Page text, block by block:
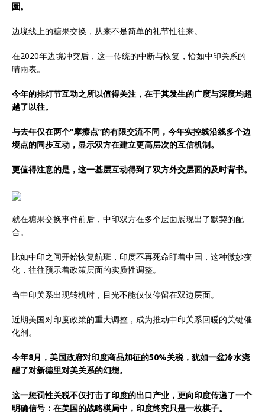
圜。
边境线上的糖果交换，从来不是简单的礼节性往来。
在2020年边境冲突后，这一传统的中断与恢复，恰如中印关系的
晴雨表。
今年的排灯节互动之所以值得关注，在于其发生的广度与深度均超
越了以往。
与去年仅在两个“摩擦点”的有限交流不同，今年实控线沿线多个边
境点的同步互动，显示双方在建立更高层次的互信机制。
更值得注意的是，这一基层互动得到了双方外交层面的及时背书。
就在糖果交换事件前后，中印双方在多个层面展现出了默契的配
合。
比如中印之间开始恢复航班，印度不再死命盯着中国，这种微妙变
化，往往预示着政策层面的实质性调整。
当中印关系出现转机时，目光不能仅仅停留在双边层面。
近期美国对印度政策的重大调整，成为推动中印关系回暖的关键催
化剂。
今年8月，美国政府对印度商品加征的50%关税，犹如一盆冷水浇
醒了对新德里对美关系的幻想。
这一惩罚性关税不仅打击了印度的出口产业，更向印度传递了一个
明确信号：在美国的战略棋局中，印度终究只是一枚棋子。